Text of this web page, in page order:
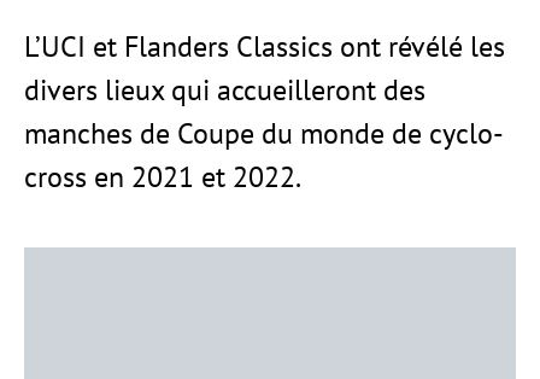
L’UCI et Flanders Classics ont révélé les
divers lieux qui accueilleront des
manches de Coupe du monde de cyclo-
cross en 2021 et 2022.